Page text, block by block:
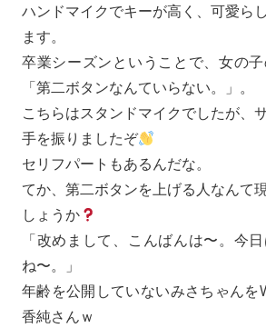
ハンドマイクでキーが高く、可愛ら
ます。
卒業シーズンということで、女の
「第二ボタンなんていらない。」。
こちらはスタンドマイクでしたが、
手を振りましたぞ
セリフパートもあるんだな。
てか、第二ボタンを上げる人なんて
しょうか
「改めまして、こんばんは〜。今
ね〜。」
年齢を公開していないみさちゃんを
香純さんｗ